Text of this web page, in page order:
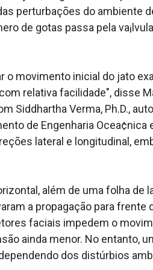
perturbações do ambiente
de gotas passa pela
movimento inicial do jato
relativa facilidade", disse
Siddhartha Verma, Ph.D.,
de Engenharia Ocea¢nica
lateral e longitudinal,
além de uma folha de
a propagação para frente
faciais impedem o
ainda menor. No entanto,
dos distúrbios